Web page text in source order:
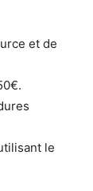
et de
le